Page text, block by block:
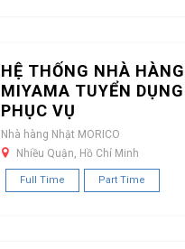
HỆ THỐNG NHÀ
MIYAMA TUYỂN
PHỤC VỤ
Nhà hàng Nhật MORICO
Nhiều Quận, Hồ Chí Minh
Full Time Part Time